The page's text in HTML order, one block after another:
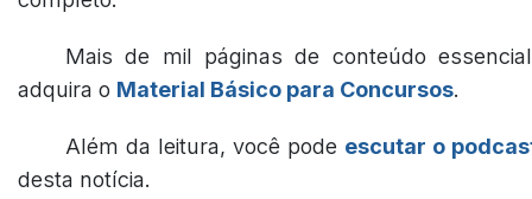
Mais de mil páginas de conteúdo
adquira o Material Básico para Concursos.
Além da leitura, você pode escutar o
desta notícia.